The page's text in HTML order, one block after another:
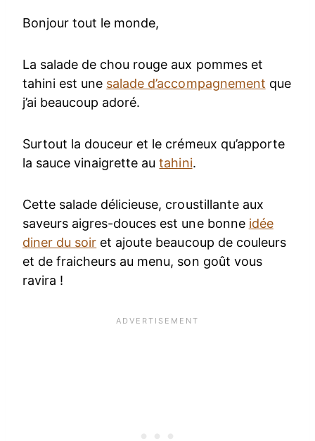
Bonjour tout le monde,
La salade de chou rouge aux pommes et
tahini est une salade d’accompagnement que
j’ai beaucoup adoré.
Surtout la douceur et le crémeux qu’apporte
la sauce vinaigrette autahini.
Cette salade délicieuse, croustillante aux
saveurs aigres-douces est une bonne idée
diner du soir et ajoute beaucoup de couleurs
et de fraicheurs au menu, son goût vous
ravira !